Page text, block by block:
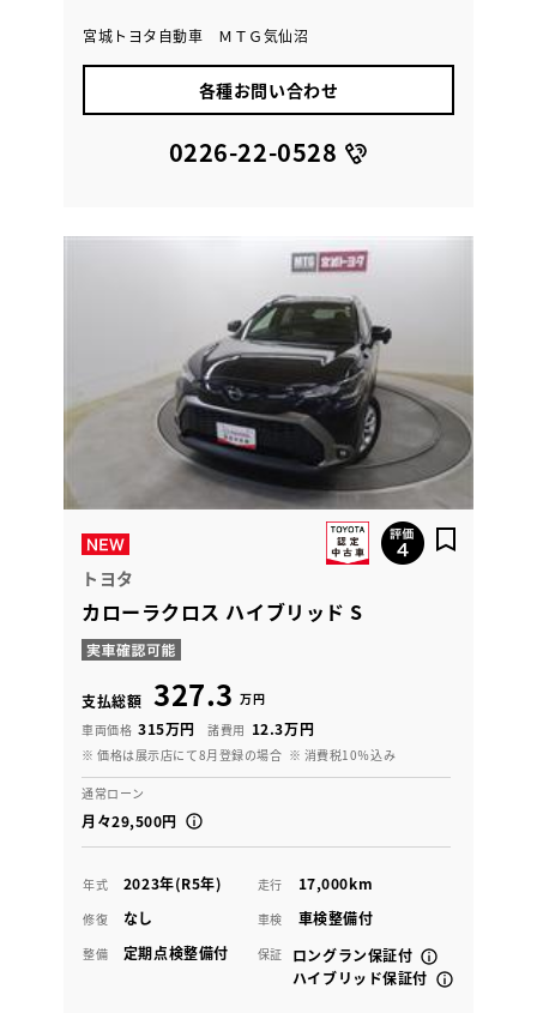
宮城トヨタ自動車 ＭＴＧ気仙沼
各種お問い合わせ
0226-22-0528
トヨタ
カローラクロス ハイブリッド S
支払総額 327.3 万円
車両価格 315万円 諸費用 12.3万円
※ 価格は展示店にて8月登録の場合 ※ 消費税10％込み
通常ローン
月々29,500円
年式 2023年(R5年) 走行 17,000km
修復 なし 車検 車検整備付
整備 定期点検整備付 保証
ロングラン保証付
ハイブリッド保証付